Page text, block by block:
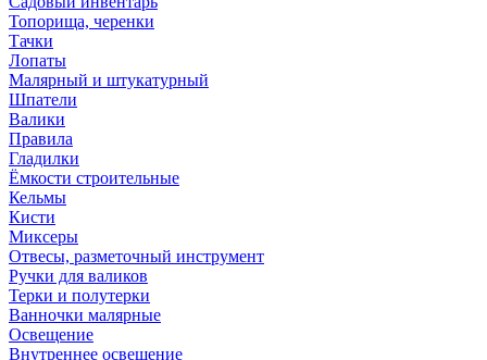
Топорища, черенки
Тачки
Лопаты
Малярный и штукатурный
Шпатели
Валики
Правила
Гладилки
Ёмкости строительные
Кельмы
Кисти
Миксеры
Отвесы, разметочный инструмент
Ручки для валиков
Терки и полутерки
Ванночки малярные
Освещение
Внутреннее освещение